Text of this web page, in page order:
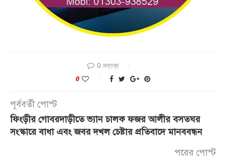
0 মন্তব্য
0
পূর্ববর্তী পোস্ট
ফিংড়ীর গোবরদাড়ীতে ভ্যান চালক ফজর আলীর বসতঘর
সংস্কারে বাধা এবং জবর দখল চেষ্টার প্রতিবাদে মানববন্ধন
পরের পোস্ট